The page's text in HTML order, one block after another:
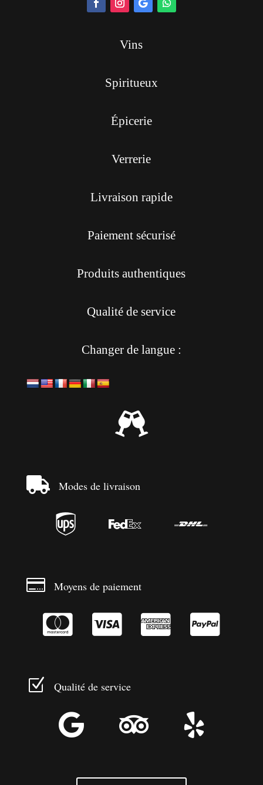
Vins
Spiritueux
Épicerie
Verrerie
Livraison rapide
Paiement sécurisé
Produits authentiques
Qualité de service
Changer de langue :

 Modes de livraison
  
 Moyens de paiement
   
Z Qualité de service
  